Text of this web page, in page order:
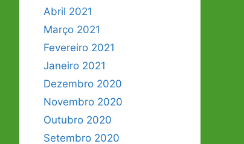
Abril 2021
Março 2021
Fevereiro 2021
Janeiro 2021
Dezembro 2020
Novembro 2020
Outubro 2020
Setembro 2020